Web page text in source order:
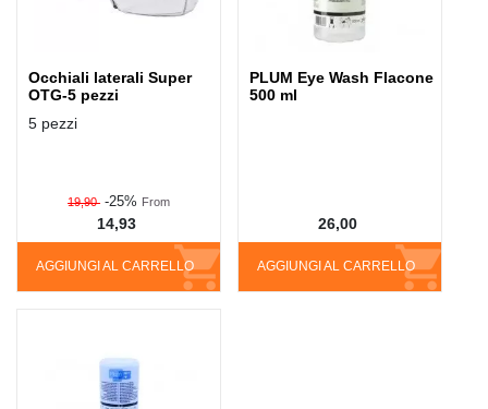
Occhiali laterali Super
OTG-5 pezzi
5 pezzi
AGGIUNGI AL CARRELLO
19,90 -25% From
14,93
PLUM Eye Wash Flacone
500 ml
AGGIUNGI AL CARRELLO
26,00